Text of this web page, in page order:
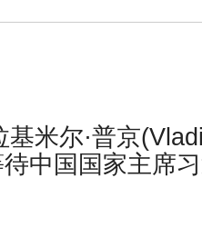
米尔·普京
中国国家主席